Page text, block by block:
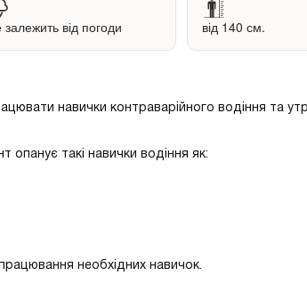
від погоди від 140 см.
навички контраварійного водіння та
опанує такі навички водіння як:
необхідних навичок.